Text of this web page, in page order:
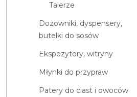
Talerze
Dozowniki, dyspensery,
butelki do sosów
Ekspozytory, witryny
Młynki do przypraw
Patery do ciast i owoców